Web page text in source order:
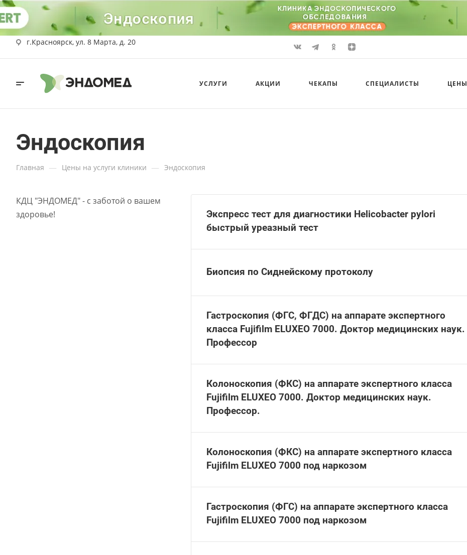
г.Красноярск, ул. 8 Марта, д. 20
УСЛУГИ АКЦИИ ЧЕКАПЫ СПЕЦИАЛИСТЫ ЦЕНЫ
Эндоскопия
Главная — Цены на услуги клиники — Эндоскопия
Экспресс тест для диагностики Helicobacter pylori
быстрый уреазный тест
Биопсия по Сиднейскому протоколу
Гастроскопия (ФГС, ФГДС) на аппарате экспертного
класса Fujifilm ELUXEO 7000. Доктор медицинских наук.
Профессор
Колоноскопия (ФКС) на аппарате экспертного класса
Fujifilm ELUXEO 7000. Доктор медицинских наук.
Профессор.
Колоноскопия (ФКС) на аппарате экспертного класса
Fujifilm ELUXEO 7000 под наркозом
Гастроскопия (ФГС) на аппарате экспертного класса
Fujifilm ELUXEO 7000 под наркозом
КДЦ "ЭНДОМЕД" - с заботой о вашем
здоровье!